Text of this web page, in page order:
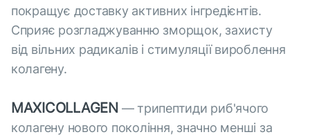
покращує доставку активних інгредієнтів.
Сприяє розгладжуванню зморщок, захисту
від вільних радикалів і стимуляції вироблення
колагену.
MAXICOLLAGEN — трипептиди риб'ячого
колагену нового покоління, значно менші за